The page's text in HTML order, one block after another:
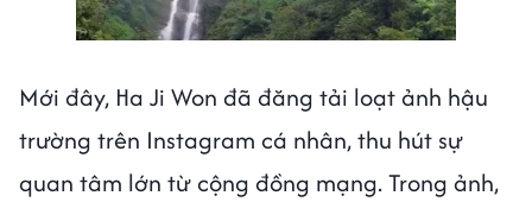
Mới đây, Ha Ji Won đã đăng tải loạt ảnh hậu
trường trên Instagram cá nhân, thu hút sự
quan tâm lớn từ cộng đồng mạng. Trong ảnh,